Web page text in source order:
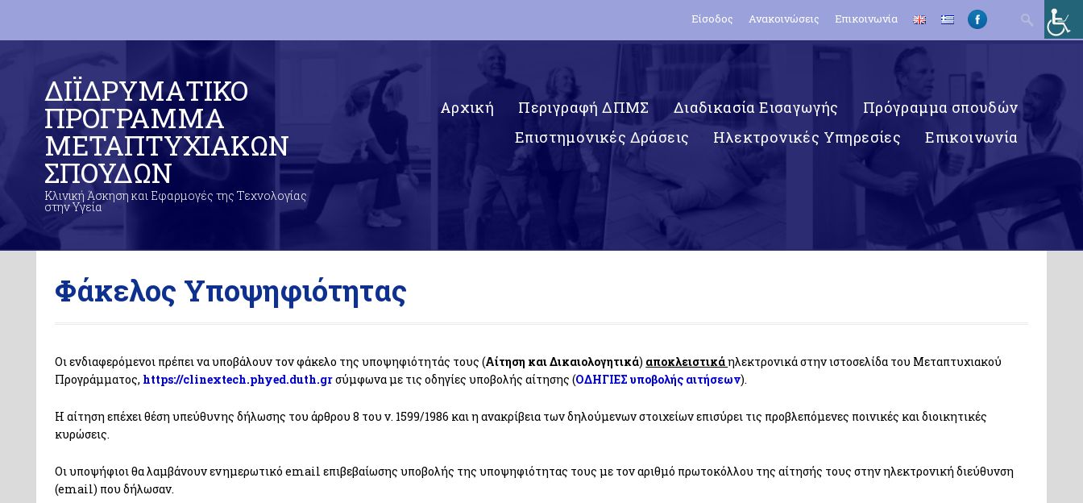
Είσοδος Ανακοινώσεις Επικοινωνία Search
for:
ΔΙΪΔΡΥΜΑΤΙΚΟ
ΠΡΟΓΡΑΜΜΑ
ΜΕΤΑΠΤΥΧΙΑΚΩΝ
ΣΠΟΥΔΩΝ
Κλινική Άσκηση και Εφαρμογές της Τεχνολογίας
στην Υγεία
Αρχική Περιγραφή ΔΠΜΣ Διαδικασία Εισαγωγής
Πρόγραμμα σπουδών
Επιστημονικές Δράσεις
Ηλεκτρονικές Υπηρεσίες Επικοινωνία
Φάκελος Υποψηφιότητας
Oι ενδιαφερόμενοι πρέπει να υποβάλουν τον φάκελο της υποψηφιότητάς τους (Αίτηση και Δικαιολογητικά) αποκλειστικάηλεκτρονικά στην ιστοσελίδα του Μεταπτυχιακού
Προγράμματος,https://clinextech.phyed.duth.grσύμφωνα με τις οδηγίες υποβολής αίτησης (ΟΔΗΓΙΕΣ υποβολής αιτήσεων).
Η αίτηση επέχει θέση υπεύθυνης δήλωσης του άρθρου 8 του ν. 1599/1986 και η ανακρίβεια των δηλούμενων στοιχείων επισύρει τις προβλεπόμενες ποινικές και διοικητικές
κυρώσεις.
Οι υποψήφιοι θα λαμβάνουν ενημερωτικό email επιβεβαίωσης υποβολής της υποψηφιότητας τους με τον αριθμό πρωτοκόλλου της αίτησής τους στην ηλεκτρονική διεύθυνση
(email) που δήλωσαν.